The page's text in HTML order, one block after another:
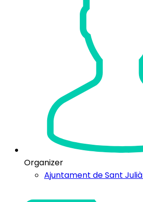
Organizer
Ajuntament de Sant